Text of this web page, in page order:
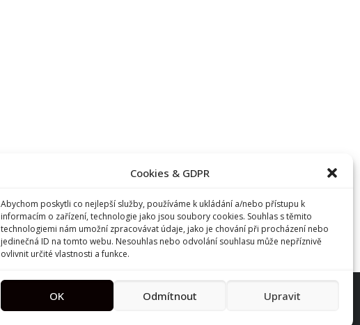
Cookies & GDPR
Abychom poskytli co nejlepší služby, používáme k ukládání a/nebo přístupu k
informacím o zařízení, technologie jako jsou soubory cookies. Souhlas s těmito
technologiemi nám umožní zpracovávat údaje, jako je chování při procházení nebo
jedinečná ID na tomto webu. Nesouhlas nebo odvolání souhlasu může nepříznivě
ovlivnit určité vlastnosti a funkce.
OK Odmítnout Upravit